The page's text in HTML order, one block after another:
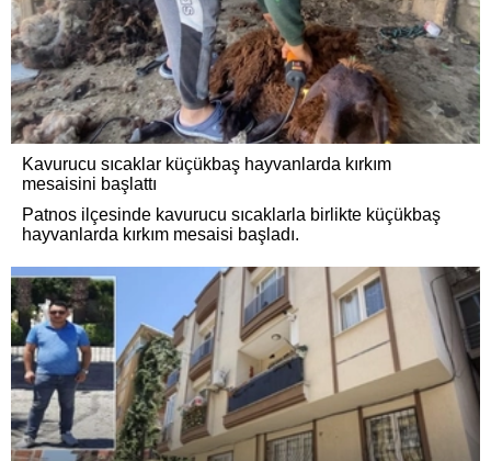
Kavurucu sıcaklar küçükbaş hayvanlarda kırkım
mesaisini başlattı
Patnos ilçesinde kavurucu sıcaklarla birlikte küçükbaş
hayvanlarda kırkım mesaisi başladı.